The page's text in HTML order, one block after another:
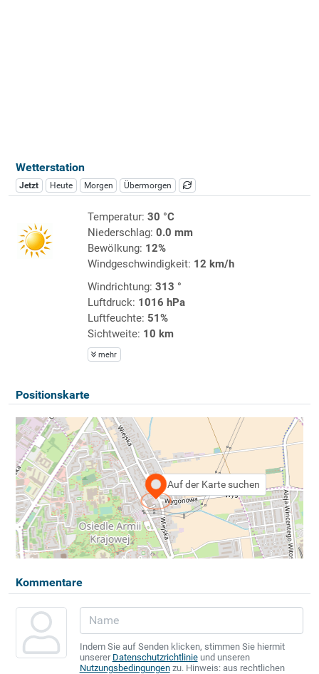
Wetterstation
Jetzt Heute Morgen Übermorgen
Temperatur: 30 °C
Niederschlag: 0.0 mm
Bewölkung: 12%
Windgeschwindigkeit: 12 km/h
Windrichtung: 313 °
Luftdruck: 1016 hPa
Luftfeuchte: 51%
Sichtweite: 10 km
mehr
Positionskarte
Auf der Karte suchen
Kommentare
Indem Sie auf Senden klicken, stimmen Sie hiermit
unserer Datenschutzrichtlinieund unseren
Nutzungsbedingungenzu. Hinweis: aus rechtlichen